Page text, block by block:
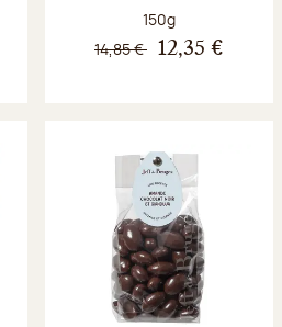
Poids net :
150g
14,85 € 12,35 €